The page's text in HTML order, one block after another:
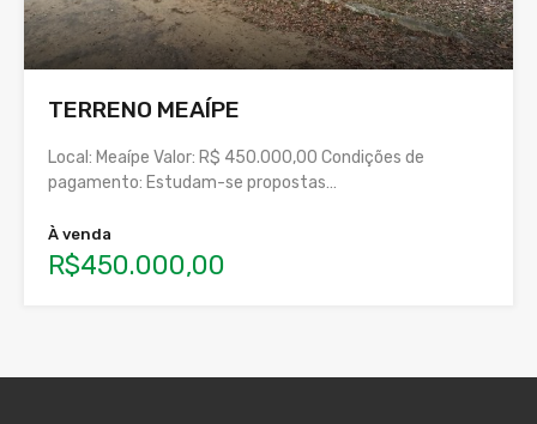
TERRENO MEAÍPE
Local: Meaípe Valor: R$ 450.000,00 Condições de
pagamento: Estudam-se propostas…
À venda
R$450.000,00